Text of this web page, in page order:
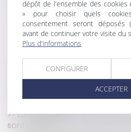
convention de forfait en heures
Vente sur Internet : la
consommateur renforcée
Division d’un fonds et
Quatre guides pratiques à
propriétaires bailleurs
Pas de délit de harcèlement
conscience d'avoir contribué à
conditions de travail
Loi santé au travail : les
sont définies
dépôt de l'ensemble des cookies
» pour choisir quels
consentement seront déposés
avant de continuer votre visite du
Plus d'informations
CONFIGURER
ACCEPTER